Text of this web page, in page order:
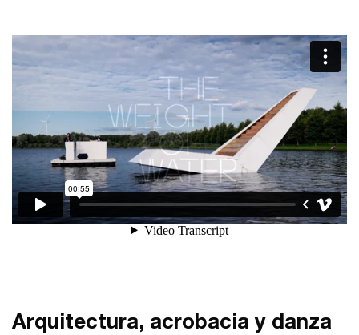
Arquitectura, acrobacia y danza